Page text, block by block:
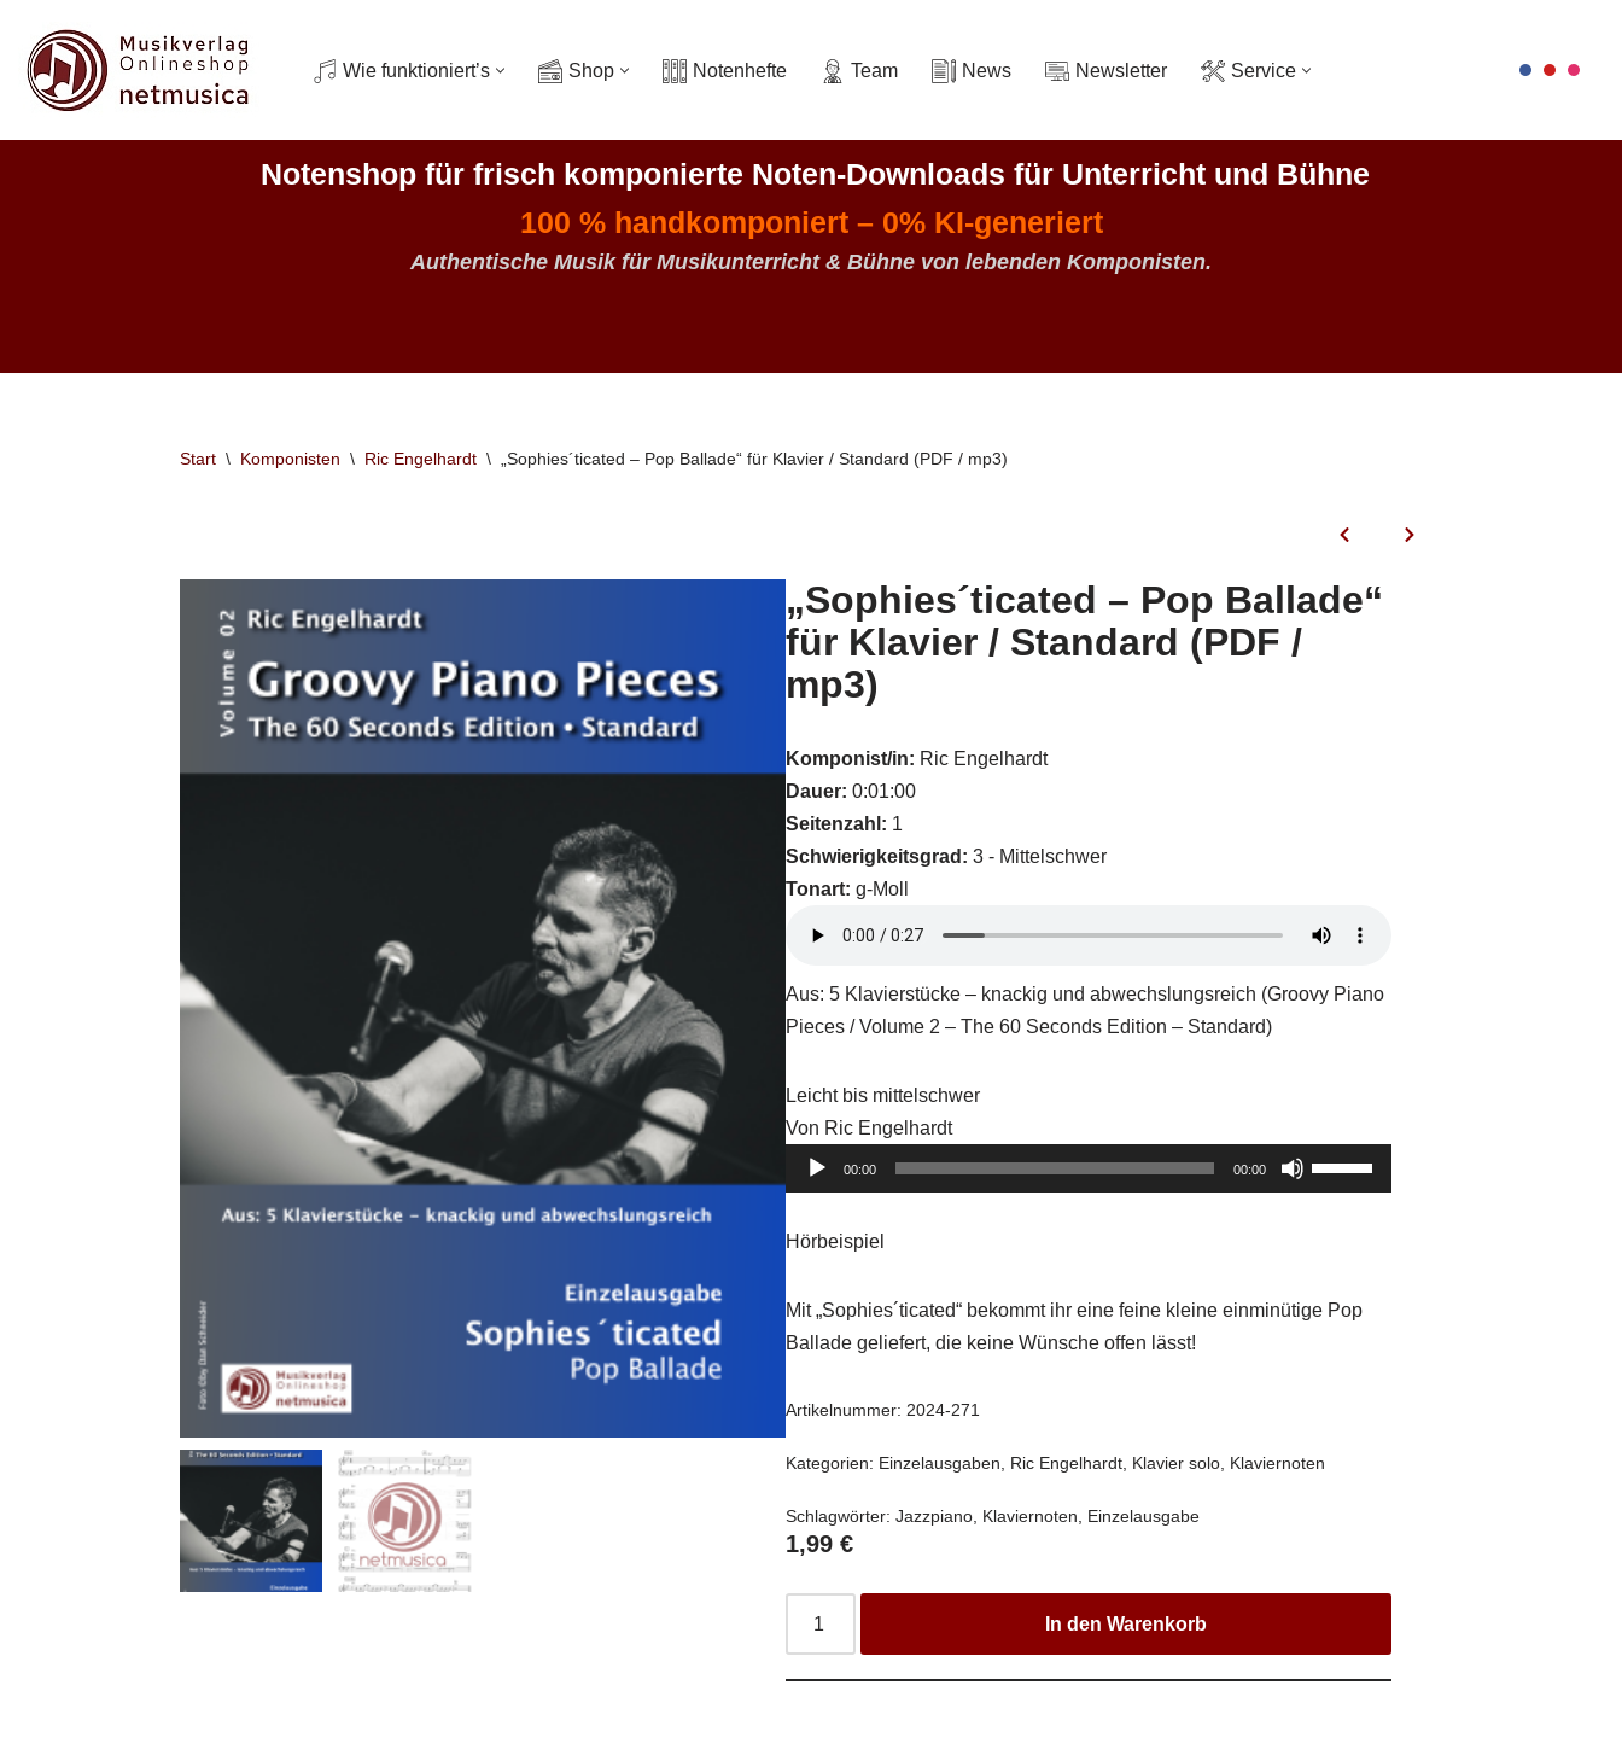
Zum
Inhalt
Wie funktioniert’s Shop Notenhefte Team News Newsletter Service
Notenshop für frisch komponierte Noten-Downloads für Unterricht und Bühne
100 % handkomponiert – 0% KI-generiert
Authentische Musik für Musikunterricht & Bühne von lebenden Komponisten.
Start \ Komponisten \ Ric Engelhardt \ „Sophies´ticated – Pop Ballade“ für Klavier / Standard (PDF / mp3)
„Sophies´ticated – Pop Ballade“
für Klavier / Standard (PDF /
mp3)
Komponist/in: Ric Engelhardt
Dauer: 0:01:00
Seitenzahl: 1
Schwierigkeitsgrad: 3 - Mittelschwer
Tonart: g-Moll
Aus: 5 Klavierstücke – knackig und abwechslungsreich (Groovy Piano
Pieces / Volume 2 – The 60 Seconds Edition – Standard)
Leicht bis mittelschwer
Von Ric Engelhardt
Audio-
Player
00:00 00:00
Pfeiltasten
Hoch/Runter
Lautstärke
Hörbeispiel
Mit „Sophies´ticated“ bekommt ihr eine feine kleine einminütige Pop
Ballade geliefert, die keine Wünsche offen lässt!
Artikelnummer: 2024-271
Kategorien: Einzelausgaben Ric Engelhardt Klavier solo Klaviernoten
Schlagwörter:Jazzpiano Klaviernoten Einzelausgabe
1,99€
In den Warenkorb